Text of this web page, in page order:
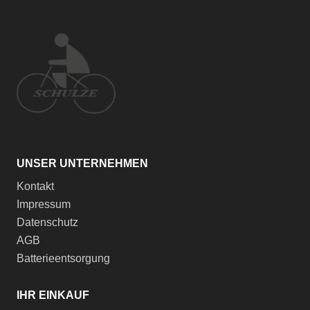
UNSER UNTERNEHMEN
Kontakt
Impressum
Datenschutz
AGB
Batterieentsorgung
IHR EINKAUF